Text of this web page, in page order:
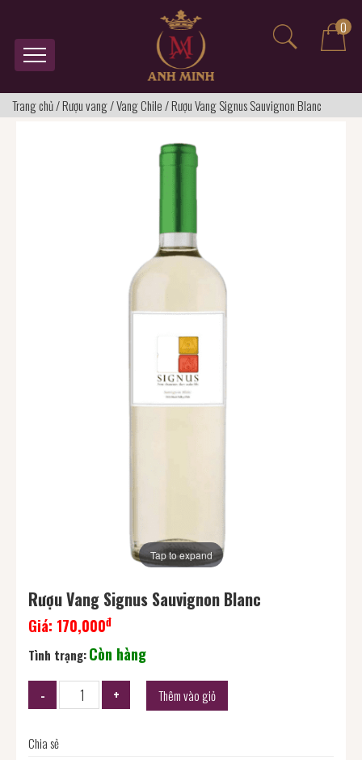
0
Trang chủ/Rượu vang/Vang Chile/Rượu Vang Signus Sauvignon Blanc
Tap to expand
Rượu Vang Signus Sauvignon Blanc
Giá: 170,000đ
Tình trạng:Còn hàng
Thêm vào giỏ
Chia sẻ